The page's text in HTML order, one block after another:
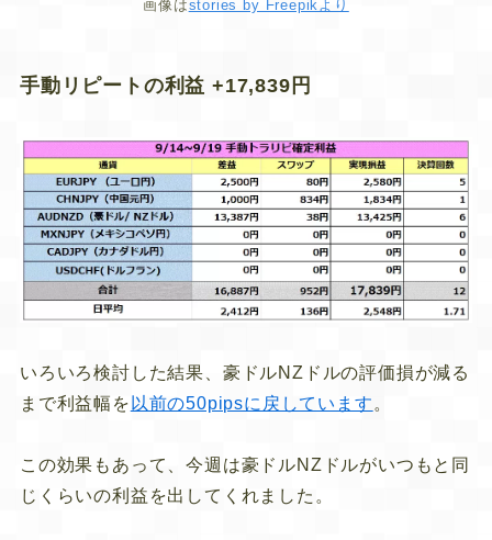
画像はstories by Freepikより
手動リピートの利益 +17,839円
いろいろ検討した結果、豪ドルNZドルの評価損が減る
まで利益幅を 以前の50pipsに戻しています 。
この効果もあって、今週は豪ドルNZドルがいつもと同
じくらいの利益を出してくれました。